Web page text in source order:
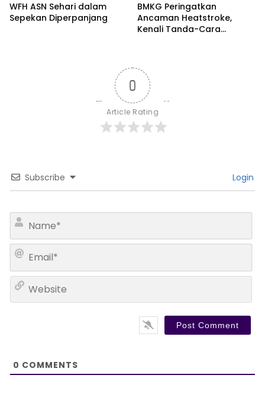
WFH ASN Sehari dalam
Sepekan Diperpanjang
BMKG Peringatkan
Ancaman Heatstroke,
Kenali Tanda-Cara
0
Article Rating
Subscribe Login
m
a
l
0 COMMENTS